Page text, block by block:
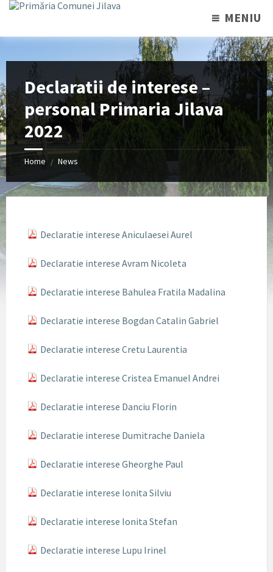
MENIU
Declaratii de interese –
personal Primaria Jilava
2022
Home / News
Declaratie interese Aniculaesei Aurel
Declaratie interese Avram Nicoleta
Declaratie interese Bahulea Fratila Madalina
Declaratie interese Bogdan Catalin Gabriel
Declaratie interese Cretu Laurentia
Declaratie interese Cristea Emanuel Andrei
Declaratie interese Danciu Florin
Declaratie interese Dumitrache Daniela
Declaratie interese Gheorghe Paul
Declaratie interese Ionita Silviu
Declaratie interese Ionita Stefan
Declaratie interese Lupu Irinel